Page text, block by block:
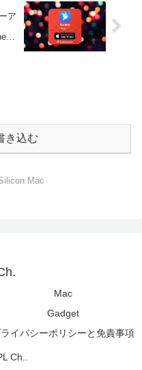
ア
き込む
Mac
Mac
Gadget
イバシーポリシーと免責事項
Ch..